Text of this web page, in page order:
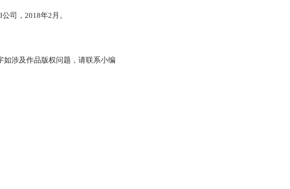
司，2018年2月。
涉及作品版权问题，请联系小编